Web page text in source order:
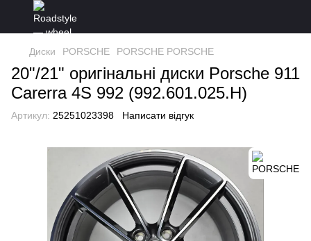
Диски PORSCHE PORSCHE PORSCHE
20"/21" оригінальні диски Porsche 911
Carerra 4S 992 (992.601.025.Н)
Артикул: 25251023398 Написати відгук